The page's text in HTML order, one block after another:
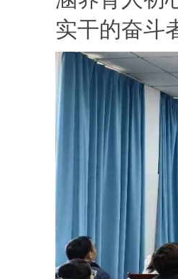
实干的奋斗